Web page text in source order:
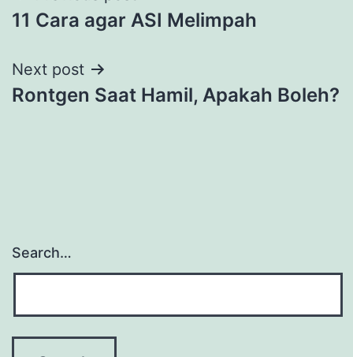
navigation
11 Cara agar ASI Melimpah
Next post
Rontgen Saat Hamil, Apakah Boleh?
Search…